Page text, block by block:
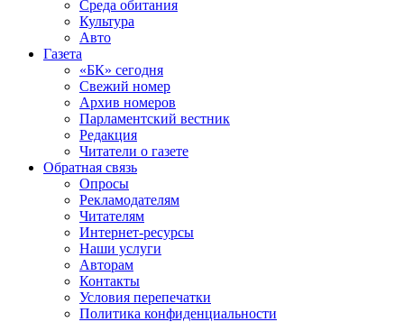
Среда обитания
Культура
Авто
Газета
«БК» сегодня
Свежий номер
Архив номеров
Парламентский вестник
Редакция
Читатели о газете
Обратная связь
Опросы
Рекламодателям
Читателям
Интернет-ресурсы
Наши услуги
Авторам
Контакты
Условия перепечатки
Политика конфиденциальности